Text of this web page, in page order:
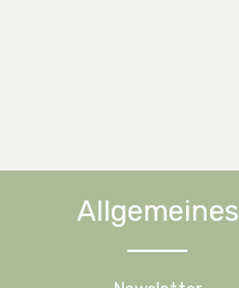
Allgemeines